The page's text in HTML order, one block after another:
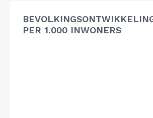
PER 1.000 INWONERS